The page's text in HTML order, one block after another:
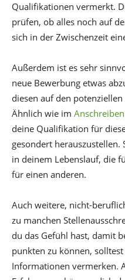
Qualifikationen vermerkt.
prüfen, ob alles noch auf
sich in der Zwischenzeit
Außerdem ist es sehr
neue Bewerbung etwas
diesen auf den
Ähnlich wie im Anschreiben
deine Qualifikation für
gesondert herauszustellen.
in deinem Lebenslauf, die
für einen anderen.
Auch weitere, nicht-
zu manchen
du das Gefühl hast, damit
punkten zu können,
Informationen vermerken.